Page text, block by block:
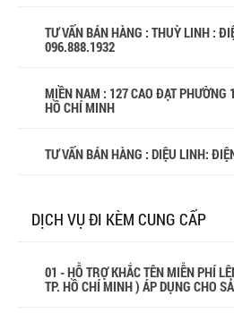
TƯ VẤN BÁN HÀNG : THUỲ LINH :
096.888.1932
MIỀN NAM : 127 CAO ĐẠT PHƯỜNG
HỒ CHÍ MINH
TƯ VẤN BÁN HÀNG : DIỆU LINH:
DỊCH VỤ ĐI KÈM CUNG CẤP
01 - HỖ TRỢ KHẮC TÊN MIỄN PHÍ
TP. HỒ CHÍ MINH ) ÁP DỤNG CHO